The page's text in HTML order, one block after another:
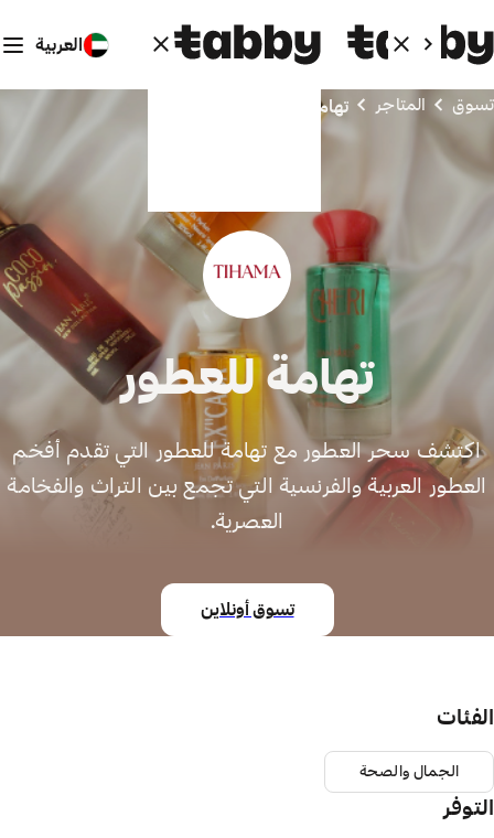
العربية
تسوق المتاجر تهامة للعطور
تهامة للعطور
اكتشف سحر العطور مع تهامة للعطور التي تقدم أفخم
العطور العربية والفرنسية التي تجمع بين التراث والفخامة
العصرية.
تسوق أونلاين
الفئات
الجمال والصحة
التوفر